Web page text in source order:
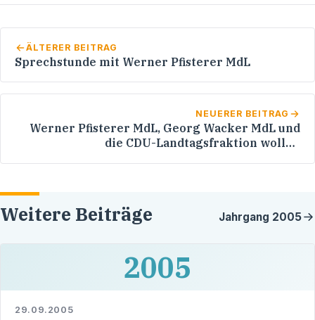
ÄLTERER BEITRAG
Sprechstunde mit Werner Pfisterer MdL
NEUERER BEITRAG
Werner Pfisterer MdL, Georg Wacker MdL und
die CDU-Landtagsfraktion wollen
Weitere Beiträge Jahrgang 2005
2005
29.09.2005